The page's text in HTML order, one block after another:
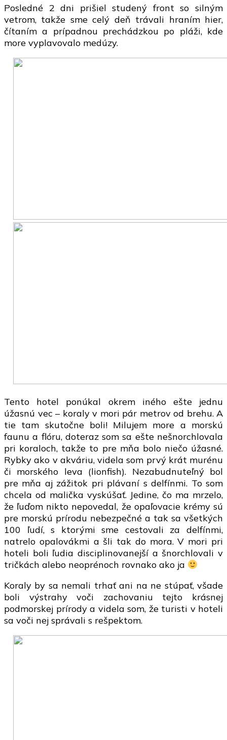
Posledné 2 dni prišiel studený front so silným
vetrom, takže sme celý deň trávali hraním hier,
čítaním a prípadnou prechádzkou po pláži, kde
more vyplavovalo medúzy.
Tento hotel ponúkal okrem iného ešte jednu
úžasnú vec – koraly v mori pár metrov od brehu. A
tie tam skutočne boli! Milujem more a morskú
faunu a flóru, doteraz som sa ešte nešnorchlovala
pri koraloch, takže to pre mňa bolo niečo úžasné.
Rybky ako v akváriu, videla som prvý krát murénu
či morského leva (lionfish). Nezabudnuteľný bol
pre mňa aj zážitok pri plávaní s delfínmi. To som
chcela od malička vyskúšať. Jedine, čo ma mrzelo,
že ľuďom nikto nepovedal, že opaľovacie krémy sú
pre morskú prírodu nebezpečné a tak sa všetkých
100 ľudí, s ktorými sme cestovali za delfínmi,
natrelo opalovákmi a šli tak do mora. V mori pri
hoteli boli ľudia disciplinovanejší a šnorchlovali v
tričkách alebo neoprénoch rovnako ako ja
Koraly by sa nemali trhať ani na ne stúpať, všade
boli výstrahy voči zachovaniu tejto krásnej
podmorskej prírody a videla som, že turisti v hoteli
sa voči nej správali s rešpektom.